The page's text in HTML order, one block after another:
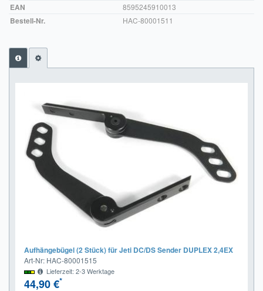
ÜBER UNS
Unsere Philosophie
KONTAKT
MEIN KONTO
WARENKORB
EAN 8595245910013
Bestell-Nr. HAC-80001511
Aufhängebügel (2 Stück) für Jeti DC/DS Sender DUPLEX 2,4EX
Art-Nr: HAC-80001515
Lieferzeit: 2-3 Werktage
44,90 €*